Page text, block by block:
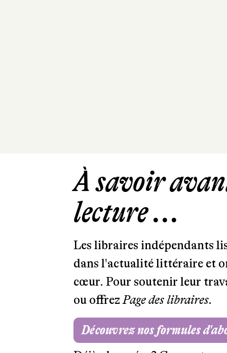
À savoir
lecture ...
Les libraires indépendants
dans l'actualité littéraire et
cœur. Pour soutenir leur
ou offrezPage des libraires.
Découvrez nos formules